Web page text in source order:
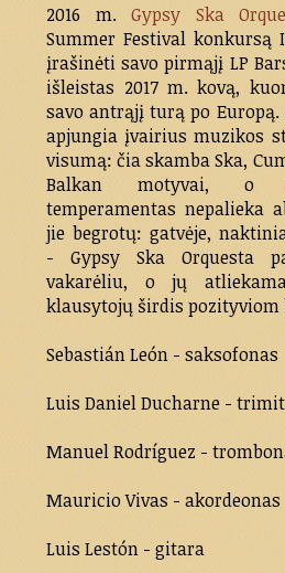
2016 m.Gypsy Ska
Summer Festival konkursą
įrašinėti savo pirmąjį LP
išleistas 2017 m. kovą,
savo antrąjį turą po Europą.
apjungia įvairius muzikos
visumą: čia skamba Ska,
Balkan motyvai, o
temperamentas nepalieka
jie begrotų: gatvėje,
- Gypsy Ska Orquesta
vakarėliu, o jų
klausytojų širdis pozityviom
Sebastián León - saksofonas
Luis Daniel Ducharne -
Manuel Rodríguez -
Mauricio Vivas - akordeonas
Luis Lestón - gitara